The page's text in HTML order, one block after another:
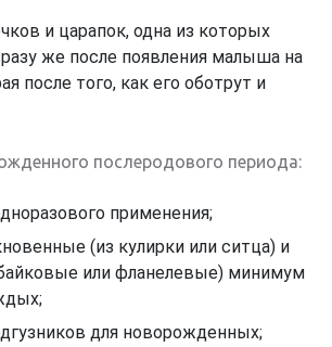
и царапок, одна из которых
же после появления малыша на
после того, как его оботрут и
послеродового периода:
применения;
(из кулирки или ситца) и
или фланелевые) минимум
для новорожденных;